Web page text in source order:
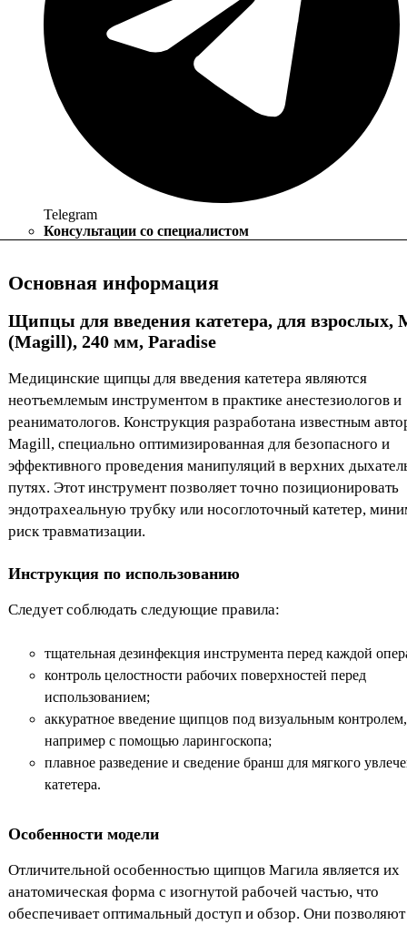
Telegram
Консультации со специалистом
Основная информация
Щипцы для введения катетера, для взрослых,
(Magill), 240 мм, Paradise
Медицинские щипцы для введения катетера являются
неотъемлемым инструментом в практике анестезиологов и
реаниматологов. Конструкция разработана известным
Magill, специально оптимизированная для безопасного и
эффективного проведения манипуляций в верхних
путях. Этот инструмент позволяет точно позиционировать
эндотрахеальную трубку или носоглоточный катетер,
риск травматизации.
Инструкция по использованию
Следует соблюдать следующие правила:
тщательная дезинфекция инструмента перед каждой
контроль целостности рабочих поверхностей перед
использованием;
аккуратное введение щипцов под визуальным контролем,
например с помощью ларингоскопа;
плавное разведение и сведение бранш для мягкого
катетера.
Особенности модели
Отличительной особенностью щипцов Магила является их
анатомическая форма с изогнутой рабочей частью, что
обеспечивает оптимальный доступ и обзор. Они